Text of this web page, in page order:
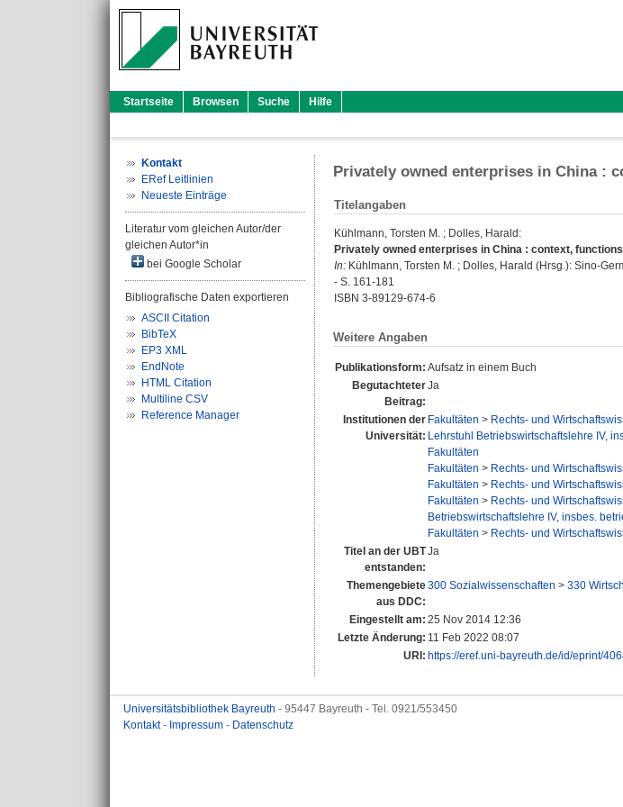
Startseite Browsen Suche Hilfe
Kontakt
ERef Leitlinien
Neueste Einträge
Literatur vom gleichen Autor/der
gleichen Autor*in
bei Google Scholar
Bibliografische Daten exportieren
ASCII Citation
BibTeX
EP3 XML
EndNote
HTML Citation
Multiline CSV
Reference Manager
Privately owned enterprises in China :
Titelangaben
Kühlmann, Torsten M. ; Dolles, Harald :
Privately owned enterprises in China : context,
In: Kühlmann, Torsten M. ; Dolles, Harald (Hrsg.): Sino-
- S. 161-181
ISBN 3-89129-674-6
Weitere Angaben
Publikationsform: Aufsatz in einem Buch
Begutachteter
Beitrag:
Ja
Institutionen der
Universität:
Fakultäten > Rechts- und
Lehrstuhl Betriebswirtschaftslehre IV,
Fakultäten
Fakultäten > Rechts- und
Fakultäten > Rechts- und
Fakultäten > Rechts- und
Betriebswirtschaftslehre IV, insbes.
Fakultäten > Rechts- und
Titel an der UBT
entstanden:
Ja
Themengebiete
aus DDC:
300 Sozialwissenschaften > 330
Eingestellt am: 25 Nov 2014 12:36
Letzte Änderung: 11 Feb 2022 08:07
URI: https://eref.uni-bayreuth.de/id/eprint/
Universitätsbibliothek Bayreuth - 95447 Bayreuth - Tel. 0921/553450
Kontakt- Impressum - Datenschutz